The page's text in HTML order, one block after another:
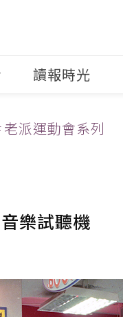
讀報時光
老派運動會系列
樂試聽機